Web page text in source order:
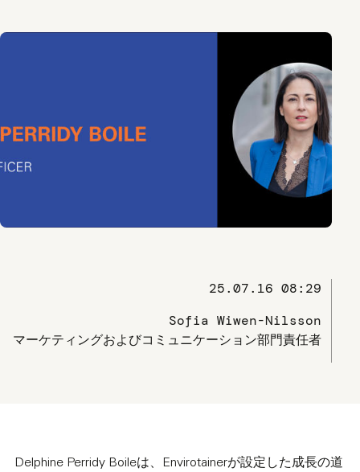
25.07.16 08:29
Sofia Wiwen-Nilsson
マーケティングおよびコミュニケーション部門責任者
Delphine Perridy Boileは、Envirotainerが設定した成長の道